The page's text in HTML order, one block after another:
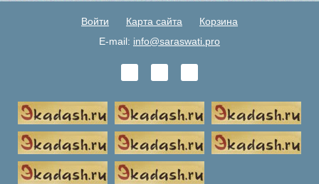
Войти Карта сайта
Корзина
E-mail: info@saraswati.pro